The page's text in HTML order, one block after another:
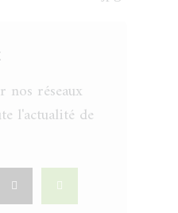
nos réseaux
l'actualité de